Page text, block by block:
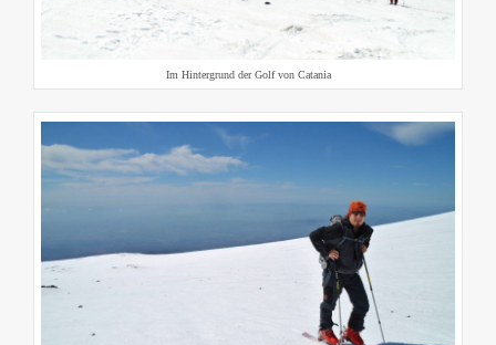
Im Hintergrund der Golf von Catania